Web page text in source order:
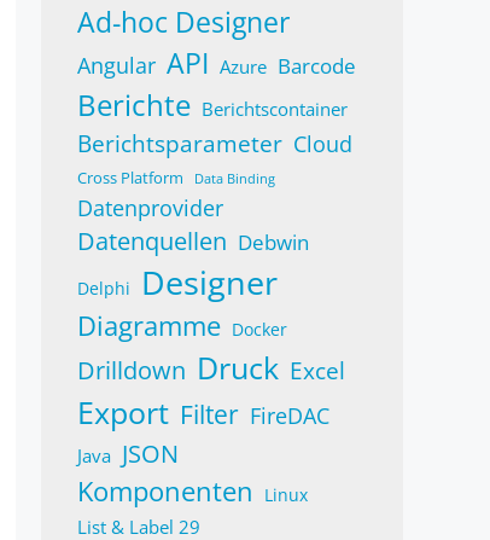
Ad-hoc Designer
Angular API Azure Barcode
Berichte Berichtscontainer
Berichtsparameter Cloud
Cross Platform Data Binding
Datenprovider
Datenquellen Debwin
Delphi Designer
Diagramme Docker
Drilldown Druck Excel
Export Filter FireDAC
Java JSON
Komponenten Linux
List & Label 29